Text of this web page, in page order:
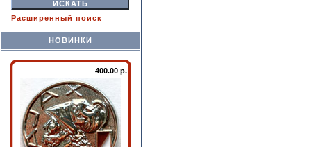
Расширенный поиск
НОВИНКИ
400.00 р.